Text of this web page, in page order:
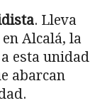
. Lleva
Alcalá, la
esta unidad
abarcan